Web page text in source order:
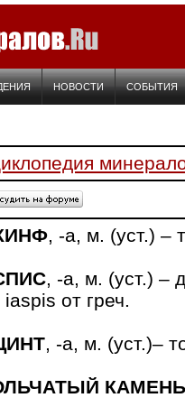
НОВОСТИ СОБЫТИЯ
, -а, м. (уст.) –
, -а, м. (уст.) –
iaspis от греч.
, -а, м. (уст.)–
КАМЕНЬ